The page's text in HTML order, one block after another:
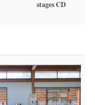
stages CD